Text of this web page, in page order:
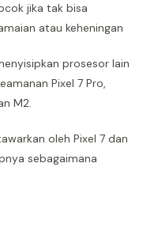
jika tak bisa
atau keheningan
prosesor lain
Pixel 7 Pro,
M2.
oleh Pixel 7 dan
sebagaimana